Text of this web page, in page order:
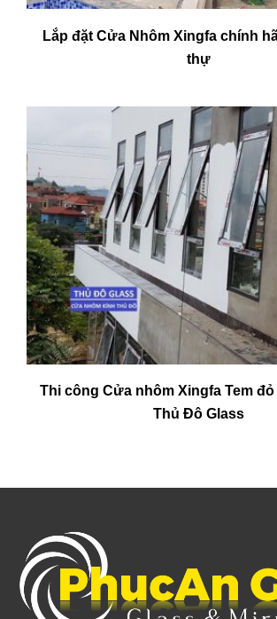
Lắp đặt Cửa Nhôm Xingfa chính
thự
Thi công Cửa nhôm Xingfa Tem
Thủ Đô Glass